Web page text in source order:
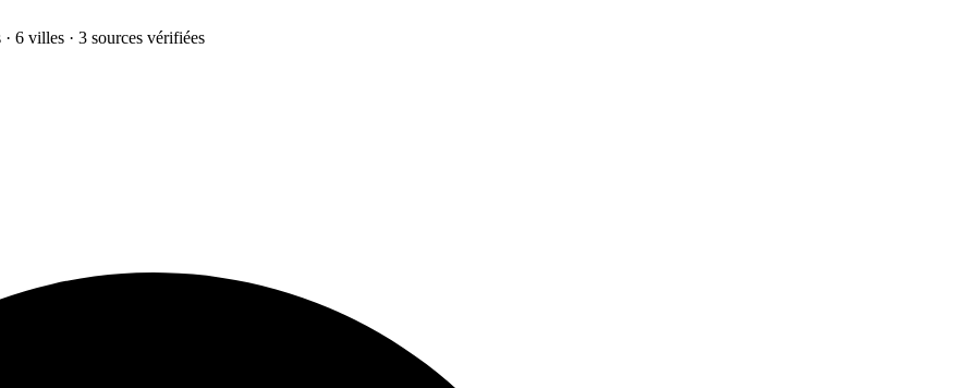
6 villes · 3 sources vérifiées